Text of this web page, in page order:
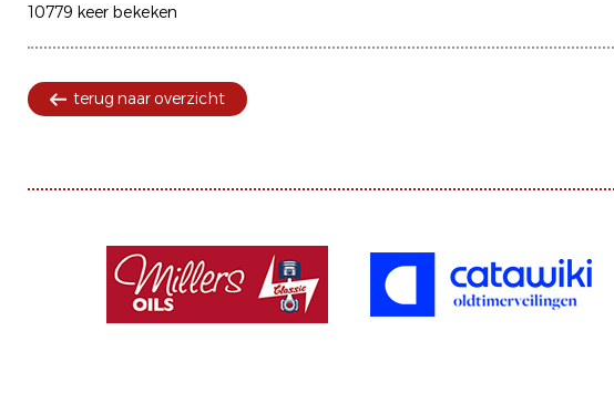
10779 keer bekeken
terug naar overzicht